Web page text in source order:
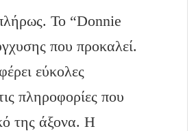
Το “Donnie
που προκαλεί.
εύκολες
πληροφορίες που
της άξονα. Η